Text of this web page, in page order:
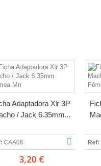
Adaptadora Xlr 3P
/ Jack 6.35mm...
CAA08
3,20 €
Ref: